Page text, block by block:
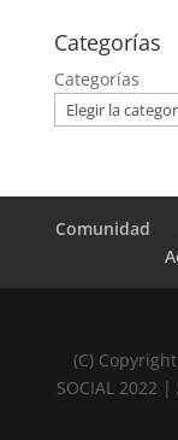
Categorías
Categorías
Comunidad
(C) Copyright
SOCIAL 2022 |